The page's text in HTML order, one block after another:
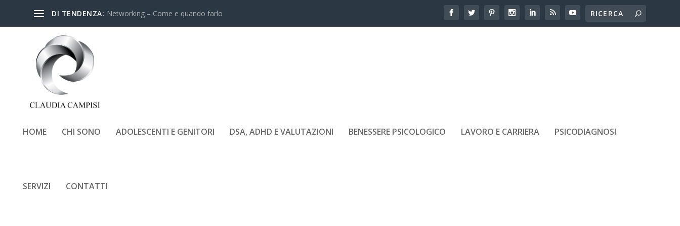
DI TENDENZA: Networking – Come e quando farlo
HOME CHI SONO ADOLESCENTI E GENITORI DSA, ADHD E VALUTAZIONI BENESSERE PSICOLOGICO LAVORO E CARRIERA PSICODIAGNOSI
SERVIZI CONTATTI